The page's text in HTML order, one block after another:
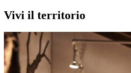
Vivi il territorio